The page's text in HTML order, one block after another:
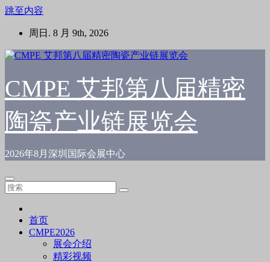
跳至内容
周日. 8 月 9th, 2026
CMPE 艾邦第八届精密
陶瓷产业链展览会
2026年8月深圳国际会展中心
首页
CMPE2026
展会介绍
精彩视频